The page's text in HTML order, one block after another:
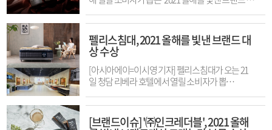
가능하고 키/지역/성별에 상관 없이 한복이 잘 어울
리며 한복을 사랑하는 여성은 누구나 참가가 가능하
다. 대회 관계자는 오는 3월 21일 예선 면접을 진행한
다고 밝혔으며, 예선 면접 합격자들은 5월 3일 서울
그랜드 워커힐 호텔에서 대망의 최종 결선 무대에
오르게 된다. 대회 각 부문 수상자는 대회 최종 본선
진출 인증서는 물론, 리틀 미스 루미에르 인터내셔
널 월드, 미스 투어리즘 퀸 인터내셔널, 미시즈 페이
스 오브 뷰티 인터내셔널과 같은 세계 미인들의 향
와 각종 행사 MC 기회 제공 등 다양한 수상 특전이 주
설팅 등 가맹점주의 매출향상을 위한 여러 정책을
잇따라 선보이고 있다는 것이 관계자의 설명이다.
라홍에프앤비의 장승아 대표는 “마라탕 브랜드로
‘2021 올해를 빛낸 브랜드 대상’의 선택을 받아 수상
하게 돼 영광스럽다”라며 “라홍방마라탕을 사랑해
주시는 고객님들과 열심히 매장을 운영해 주시는 점
주님들 덕분이며 앞으로 더욱 노력해서 전 국민에게
사랑받는 마라탕 전문 브랜드가 되도록 노력하겠
다”고 전했다. 출처 : 시선뉴스
(http://www.sisunnews.co.kr)
상’ 인증식에서 화장품(안티에이징 화장품) 부문 대
상을 수상할 예정이라고 밝혔다.‘샤갈 코스메틱’은
바이오 화장품 연구소를 통해 피부과학에 기초한 기
술력을 바탕으로 탄생한 스킨케어 전문 브랜드다.
피부임상실험을 통해 ‘안티에이징(피부노화완화)’
기능을 인정받았으며, 주로 피부 노화에 고민이 많
은 30대 이상 여성의 고객층을 확보하고 있다고 업
전한 화장품임을 증명했다고 관계자는 설명했다.
샤갈 안티에이징 라인 전 제품에 대해서는 100% 책
임 보상제도를 운영하고 있으며, 최근 진행된 프로
펠리스침대, 2021 올해를 빛낸 브랜드 대
상 수상
[아시아에이=이시영 기자] 펠리스침대가 오는 21
일 청담 리베라 호텔에서 열릴 소비자가 뽑
은 ‘2021 올해를 빛낸 브랜드 대상’ 인증식에서 가
구 (침대 / 매트리스) 부문을 수상할 예정이라고 3일
밝혔다.회사 측에 따르면 펠리스레스토는 1997
[브랜드이슈] '㈜인크레더블', 2021 올해